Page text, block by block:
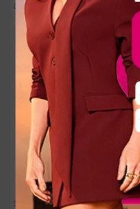
Em até R$ 33 98sem juros
Sandália Dakota Anabela Bege